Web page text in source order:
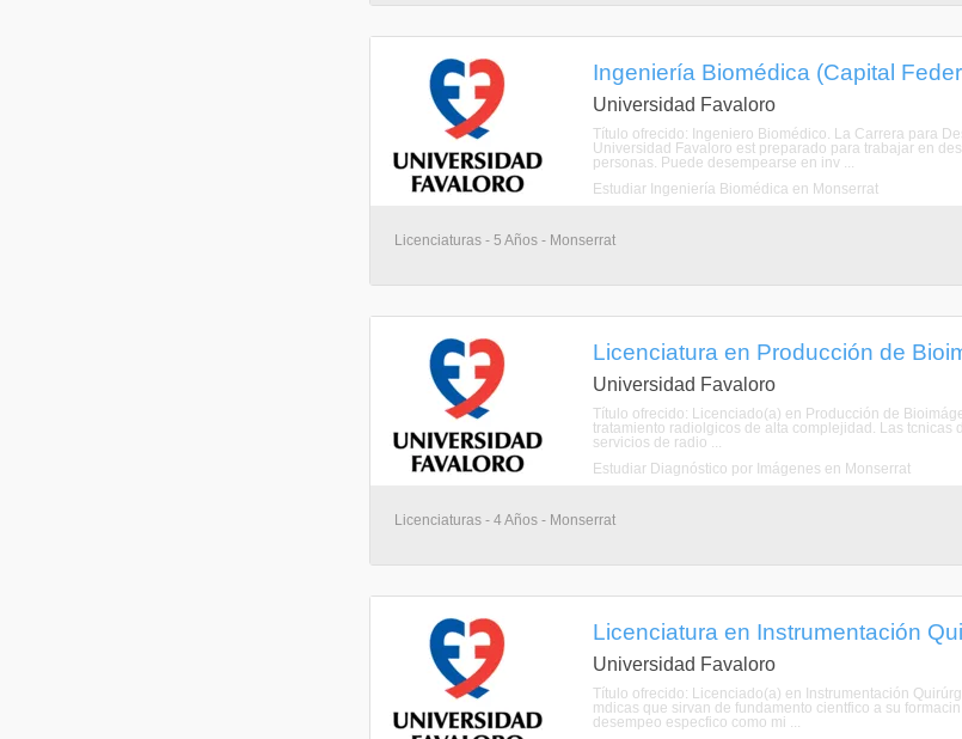
Ingeniería Biomédica (Capital
Universidad Favaloro
Título ofrecido: Ingeniero Biomédico. La Carrera para
Universidad Favaloro est preparado para trabajar en
personas. Puede desempearse en inv ...
Estudiar Ingeniería Biomédica en Monserrat
Licenciaturas - 5 Años - Monserrat
Licenciatura en Producción de
Universidad Favaloro
Título ofrecido: Licenciado(a) en Producción de
tratamiento radiolgicos de alta complejidad. Las
servicios de radio ...
Estudiar Diagnóstico por Imágenes en Monserrat
Licenciaturas - 4 Años - Monserrat
Licenciatura en Instrumentación
Universidad Favaloro
Título ofrecido: Licenciado(a) en Instrumentación
mdicas que sirvan de fundamento cientfico a su
desempeo especfico como mi ...